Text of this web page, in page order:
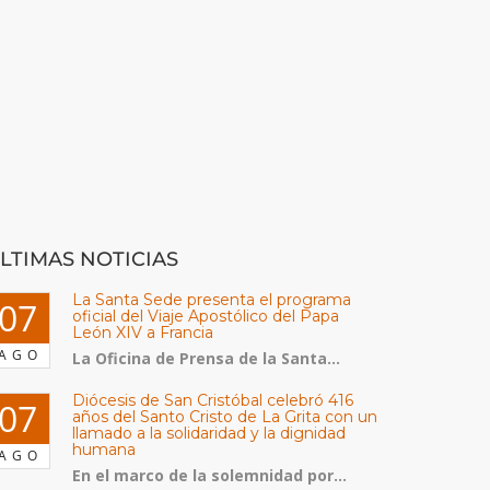
NOTICIAS
La Santa Sede presenta el programa
oficial del Viaje Apostólico del Papa
León XIV a Francia
La Oficina de Prensa de la Santa...
Diócesis de San Cristóbal celebró 416
años del Santo Cristo de La Grita con un
llamado a la solidaridad y la dignidad
humana
En el marco de la solemnidad por...